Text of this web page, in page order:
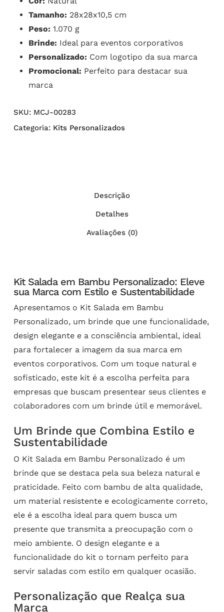
Tamanho: 28x28x10,5 cm
Peso: 1.070 g
Brinde: Ideal para eventos corporativos
Personalizado: Com logotipo da sua marca
Promocional: Perfeito para destacar sua
marca
SKU: MCJ-00283
Categoria: Kits Personalizados
Descrição
Detalhes
Avaliações (0)
Kit Salada em Bambu Personalizado: Eleve
sua Marca com Estilo e Sustentabilidade
Apresentamos o Kit Salada em Bambu
Personalizado, um brinde que une funcionalidade,
design elegante e a consciência ambiental, ideal
para fortalecer a imagem da sua marca em
eventos corporativos. Com um toque natural e
sofisticado, este kit é a escolha perfeita para
empresas que buscam presentear seus clientes e
colaboradores com um brinde útil e memorável.
Um Brinde que Combina Estilo e
Sustentabilidade
O Kit Salada em Bambu Personalizado é um
brinde que se destaca pela sua beleza natural e
praticidade. Feito com bambu de alta qualidade,
um material resistente e ecologicamente correto,
ele é a escolha ideal para quem busca um
presente que transmita a preocupação com o
meio ambiente. O design elegante e a
funcionalidade do kit o tornam perfeito para
servir saladas com estilo em qualquer ocasião.
Personalização que Realça sua
Marca